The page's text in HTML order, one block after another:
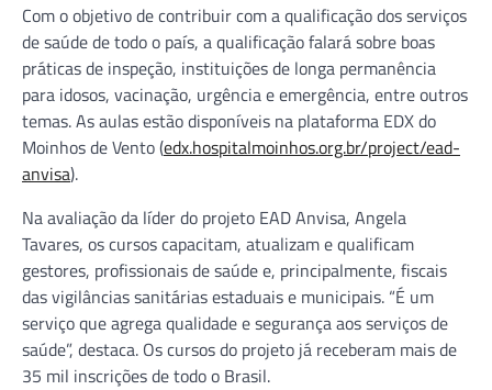
Com o objetivo de contribuir com a qualificação dos serviços
de saúde de todo o país, a qualificação falará sobre boas
práticas de inspeção, instituições de longa permanência
para idosos, vacinação, urgência e emergência, entre outros
temas. As aulas estão disponíveis na plataforma EDX do
Moinhos de Vento (edx.hospitalmoinhos.org.br/project/ead-
anvisa).
Na avaliação da líder do projeto EAD Anvisa, Angela
Tavares, os cursos capacitam, atualizam e qualificam
gestores, profissionais de saúde e, principalmente, fiscais
das vigilâncias sanitárias estaduais e municipais. “É um
serviço que agrega qualidade e segurança aos serviços de
saúde”, destaca. Os cursos do projeto já receberam mais de
35 mil inscrições de todo o Brasil.